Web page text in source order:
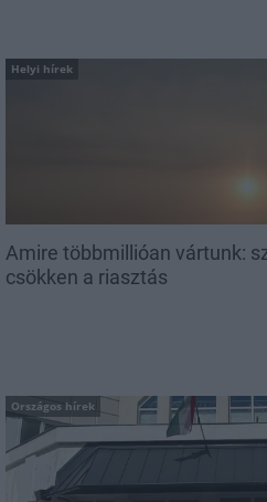
Helyi hírek
Amire többmillióan vártunk:
csökken a riasztás
Országos hírek